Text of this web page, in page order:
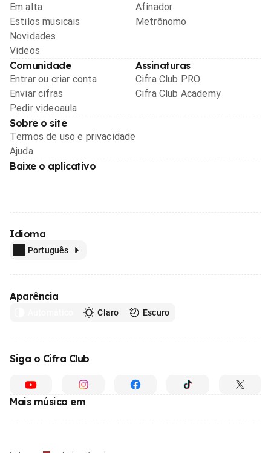
Em alta
Estilos musicais
Novidades
Videos
Afinador
Metrônomo
Comunidade
Entrar ou criar conta
Enviar cifras
Pedir videoaula
Assinaturas
Cifra Club PRO
Cifra Club Academy
Sobre o site
Termos de uso e privacidade
Ajuda
Baixe o aplicativo
Idioma
Português
Aparência
Claro Escuro
Siga o Cifra Club
Mais música em